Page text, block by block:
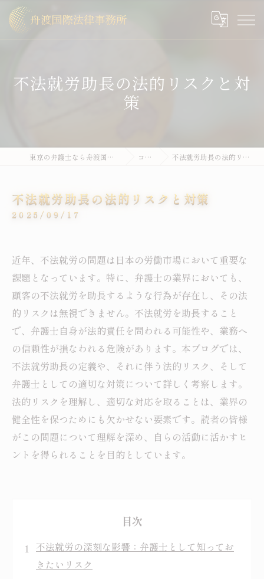
不法就労助長の法的リスクと対
策
東京の弁護士なら舟渡国際法律事務所 コラム 不法就労助長の法的リスクと対策
不法就労助長の法的リスクと対策
2025/09/17
近年、不法就労の問題は日本の労働市場において重要な
課題となっています。特に、弁護士の業界においても、
顧客の不法就労を助長するような行為が存在し、その法
的リスクは無視できません。不法就労を助長すること
で、弁護士自身が法的責任を問われる可能性や、業務へ
の信頼性が損なわれる危険があります。本ブログでは、
不法就労助長の定義や、それに伴う法的リスク、そして
弁護士としての適切な対策について詳しく考察します。
法的リスクを理解し、適切な対応を取ることは、業界の
健全性を保つためにも欠かせない要素です。読者の皆様
がこの問題について理解を深め、自らの活動に活かすヒ
ントを得られることを目的としています。
目次
不法就労の深刻な影響：弁護士として知ってお
きたいリスク